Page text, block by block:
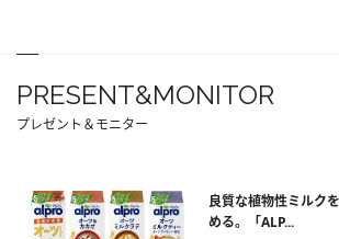
PRESENT&MONITOR
プレゼント＆モニター
良質な植物性ミルク
める。「ALP...